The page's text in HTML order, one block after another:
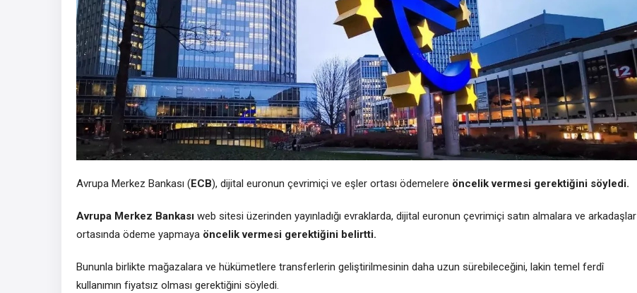
Avrupa Merkez Bankası (ECB), dijital euronun çevrimiçi ve eşler ortası ödemelere öncelik vermesi gerektiğini söyledi.
Avrupa Merkez Bankası web sitesi üzerinden yayınladığı evraklarda, dijital euronun çevrimiçi satın almalara ve arkadaşlar
ortasında ödeme yapmaya öncelik vermesi gerektiğini belirtti.
Bununla birlikte mağazalara ve hükümetlere transferlerin geliştirilmesinin daha uzun sürebileceğini, lakin temel ferdî
kullanımın fiyatsız olması gerektiğini söyledi.